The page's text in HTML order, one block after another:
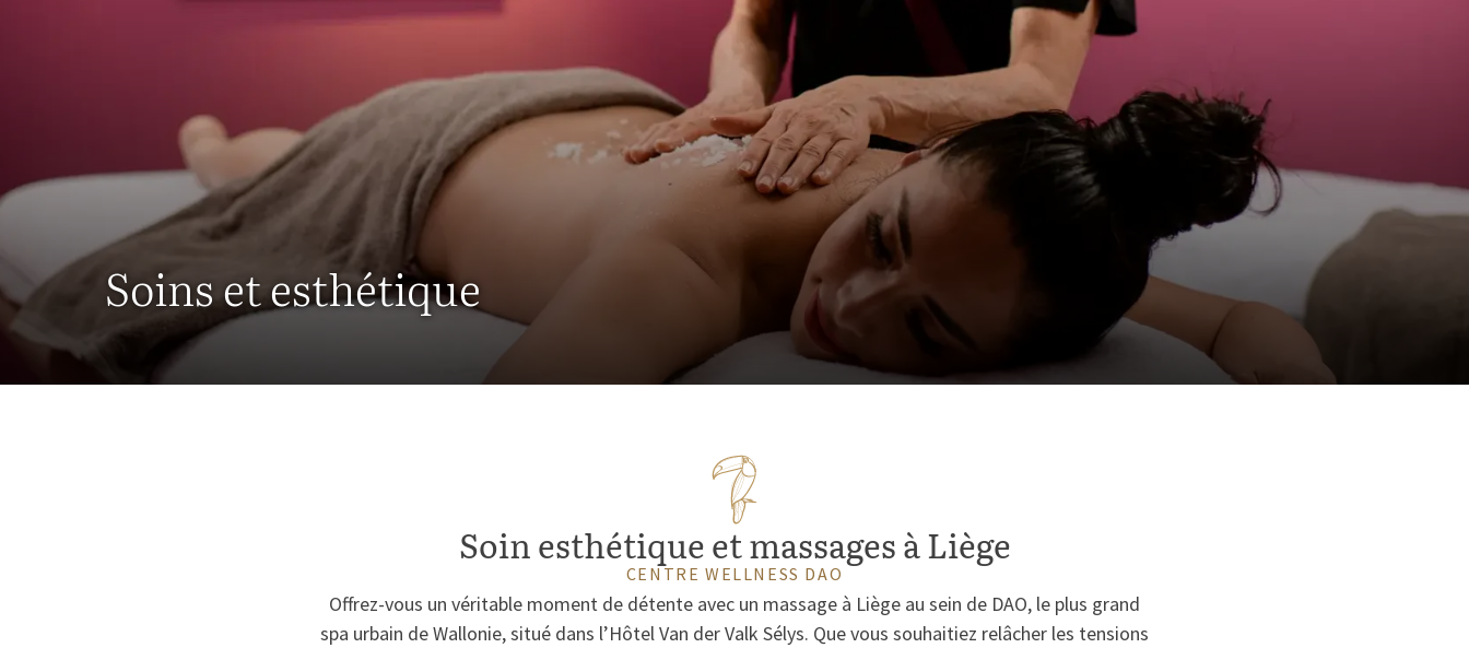
Soins et esthétique
Soin esthétique et massages à Liège
CENTRE WELLNESS DAO
Offrez-vous un véritable moment de détente avec un massage à Liège au sein de DAO, le plus grand
spa urbain de Wallonie, situé dans l’Hôtel Van der Valk Sélys. Que vous souhaitiez relâcher les tensions